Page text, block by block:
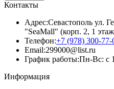
Контакты
Адрес:Севастополь ул.
"SeaMall" (корп. 2, 1
Телефон:+7 (978) 300-77-
Email:299000@list.ru
График работы:Пн-Вс: с
Информация